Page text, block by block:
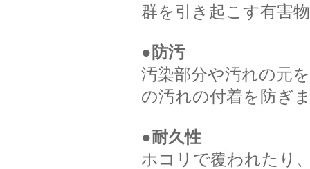
群を引き起こす有害
● 防汚
汚染部分や汚れの元
の汚れの付着を防ぎ
●耐久性
ホコリで覆われたり